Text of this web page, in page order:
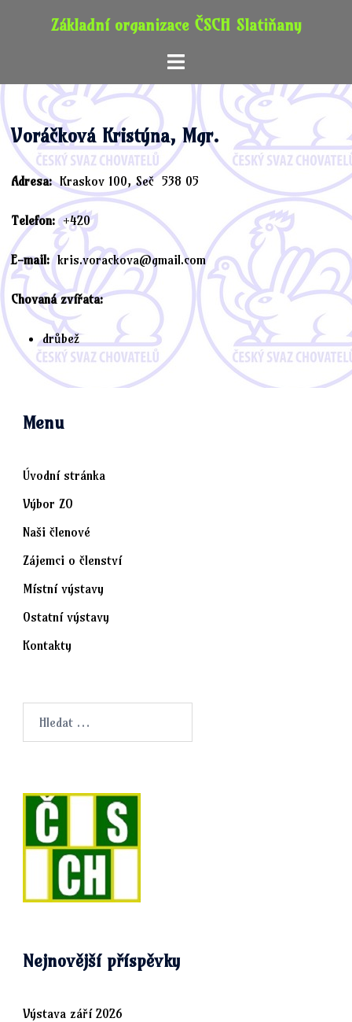
Základní organizace ČSCH Slatiňany
Toggle
Voráčková Kristýna, Mgr.
Adresa:Kraskov 100, Seč 538 05
Telefon:+420
E-mail:kris.vorackova@gmail.com
Chovaná zvířata:
drůbež
Menu
Úvodní stránka
Výbor ZO
Naši členové
Zájemci o členství
Místní výstavy
Ostatní výstavy
Kontakty
Nejnovější příspěvky
Výstava září 2026